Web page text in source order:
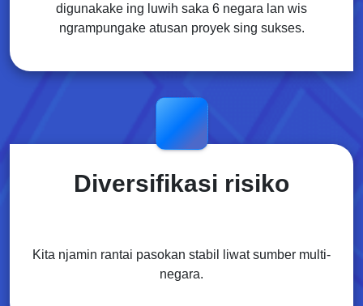
digunakake ing luwih saka 6 negara lan wis
ngrampungake atusan proyek sing sukses.
Diversifikasi risiko
Kita njamin rantai pasokan stabil liwat sumber multi-
negara.